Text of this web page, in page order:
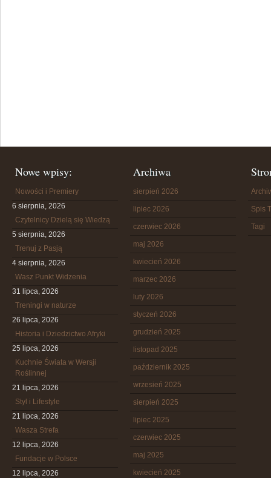
Nowe wpisy:
Nowości i Premiery
6 sierpnia, 2026
Czytelnicy Dzielą się Wiedzą
5 sierpnia, 2026
Trenuj z Pasją
4 sierpnia, 2026
Wasz Punkt Widzenia
31 lipca, 2026
Treningi w naturze
26 lipca, 2026
Historia i Dziedzictwo Afryki
25 lipca, 2026
Kuchnie Świata w Wersji
Roślinnej
21 lipca, 2026
Styl i Lifestyle
21 lipca, 2026
Wasza Strefa
12 lipca, 2026
Fundacje w Polsce
12 lipca, 2026
Archiwa
sierpień 2026
lipiec 2026
czerwiec 2026
maj 2026
kwiecień 2026
marzec 2026
luty 2026
styczeń 2026
grudzień 2025
listopad 2025
październik 2025
wrzesień 2025
sierpień 2025
lipiec 2025
czerwiec 2025
maj 2025
kwiecień 2025
Spis
Tagi